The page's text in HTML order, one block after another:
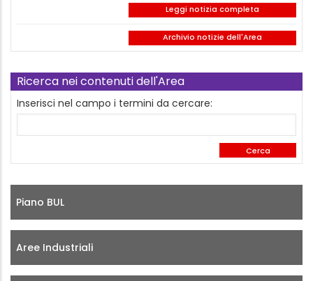
Leggi notizia completa
Archivio notizie dell'Area
Ricerca nei contenuti dell'Area
Inserisci nel campo i termini da cercare:
Piano BUL
Aree Industriali